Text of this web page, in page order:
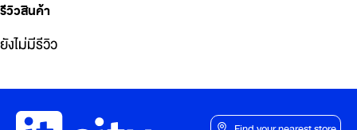
รีวิวสินค้า
ยังไม่มีรีวิว